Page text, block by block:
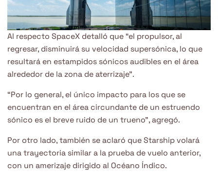
Al respecto SpaceX detalló que “el propulsor, al
regresar, disminuirá su velocidad supersónica, lo que
resultará en estampidos sónicos audibles en el área
alrededor de la zona de aterrizaje”.
“Por lo general, el único impacto para los que se
encuentran en el área circundante de un estruendo
sónico es el breve ruido de un trueno”, agregó.
Por otro lado, también se aclaró que Starship volará
una trayectoria similar a la prueba de vuelo anterior,
con un amerizaje dirigido al Océano Índico.